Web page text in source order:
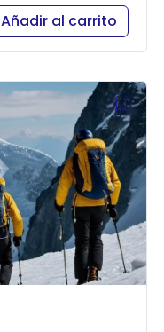
Añadir al carrito